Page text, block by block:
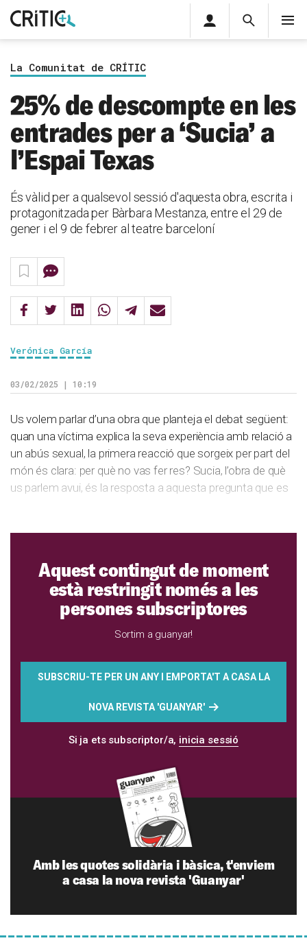
Cerca
privada
Inicia sessió
La Comunitat de CRÍTIC
25% de descompte en les
entrades per a ‘Sucia’ a
l’Espai Texas
És vàlid per a qualsevol sessió d'aquesta obra, escrita i
protagonitzada per Bàrbara Mestanza, entre el 29 de
gener i el 9 de febrer al teatre barceloní
Verónica García
03/02/2025 | 10:19
Us volem parlar d’una obra que planteja el debat següent:
quan una víctima explica la seva experiència amb relació a
un abús sexual, la primera reacció que sorgeix per part del
món és clara: per què no vas fer res? Sucia, l’obra de què
us parlem avui, és la resposta a aquesta pregunta que es
Aquest contingut de moment
està restringit només a les
persones subscriptores
Sortim a guanyar!
SUBSCRIU-TE PER UN ANY I EMPORTA'T A CASA LA
NOVA REVISTA 'GUANYAR'
Si ja ets subscriptor/a, inicia sessió
Amb les quotes solidària i bàsica, t'enviem
a casa la nova revista 'Guanyar'